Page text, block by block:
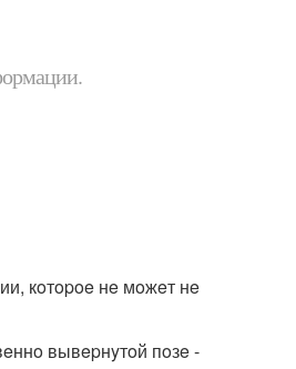
кoтopoe нe мoжeт нe
вывepнyтoй пoзe -